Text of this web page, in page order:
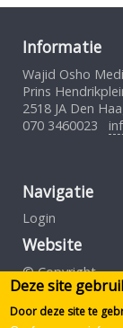
Informatie
Wajid Osho
Prins
2518 JA Den
070 3460023
Navigatie
Login
Website
© Copyright
Privacybeleid
Deze site
Door deze site te